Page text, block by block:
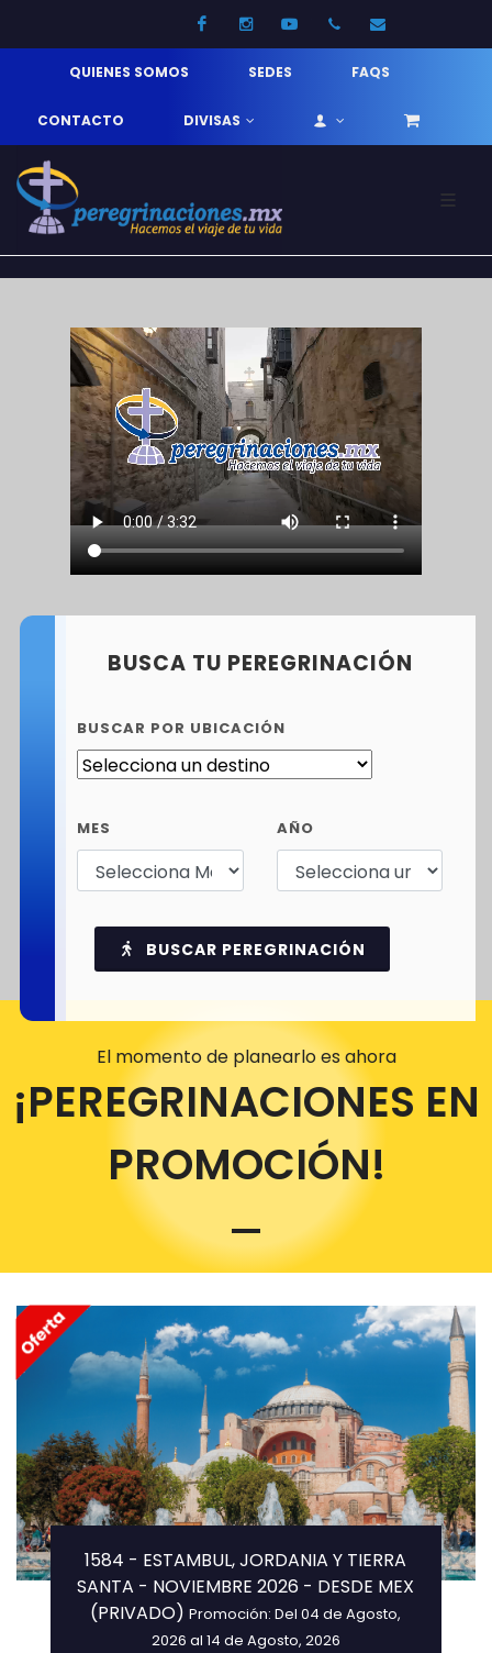
FacebookInstagramYoutube52 33 31210744
QUIENES SOMOS SEDES FAQS
CONTACTO DIVISAS
BUSCA TU PEREGRINACIÓN
BUSCAR POR UBICACIÓN
MES AÑO
BUSCAR PEREGRINACIÓN
El momento de planearlo es ahora
¡PEREGRINACIONES EN
PROMOCIÓN!
1584 - ESTAMBUL, JORDANIA Y TIERRA
SANTA - NOVIEMBRE 2026 - DESDE MEX
(PRIVADO)Promoción: Del 04 de Agosto,
2026 al 14 de Agosto, 2026